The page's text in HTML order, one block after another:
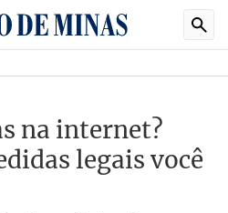
na internet?
legais você